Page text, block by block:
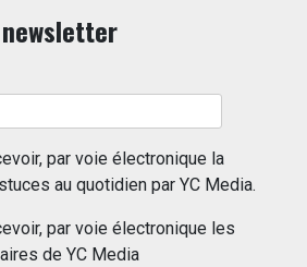
par voie électronique la
au quotidien par YC Media.
par voie électronique les
de YC Media